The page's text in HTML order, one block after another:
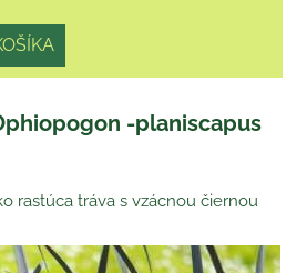
-planiscapus
rastúca tráva s vzácnou čiernou